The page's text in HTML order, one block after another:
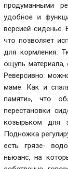
продуманными
удобное и
версией сиденье.
что позволяет
для кормления.
ощупь материала,
Реверсивно:
маме. Как и
памяти», что
перестановки
козырьком для
Подножка
есть грязе-
ньюанс, на